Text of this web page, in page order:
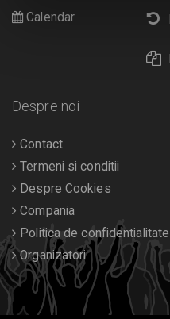
Calendar
Despre noi
Contact
Termeni si conditii
Despre Cookies
Compania
Politica de confidentialitate
Organizatori